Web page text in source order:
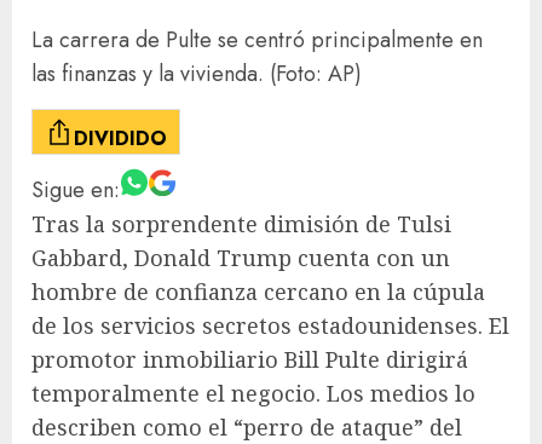
La carrera de Pulte se centró principalmente en
las finanzas y la vivienda. (Foto: AP)
DIVIDIDO
Sigue en:
Tras la sorprendente dimisión de Tulsi
Gabbard, Donald Trump cuenta con un
hombre de confianza cercano en la cúpula
de los servicios secretos estadounidenses. El
promotor inmobiliario Bill Pulte dirigirá
temporalmente el negocio. Los medios lo
describen como el “perro de ataque” del